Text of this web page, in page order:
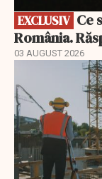
EXCLUSIV
România.
03 AUGUST 2026